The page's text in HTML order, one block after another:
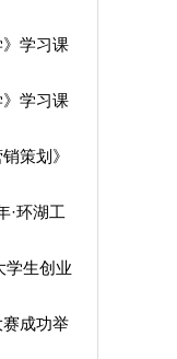
学习课
学习课
策划》
·环湖工
学生创业
成功举